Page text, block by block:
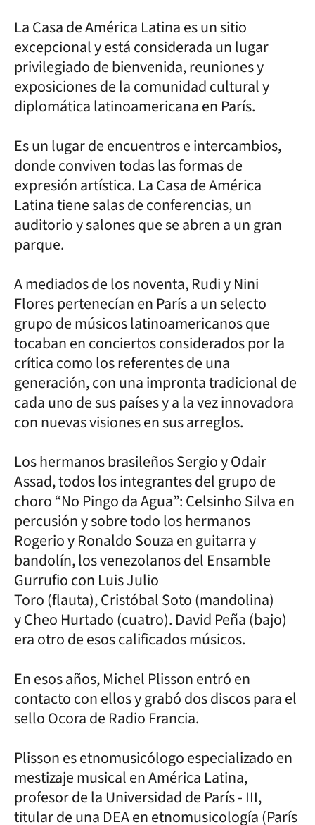
La Casa de América Latina es un sitio
excepcional y está considerada un lugar
privilegiado de bienvenida, reuniones y
exposiciones de la comunidad cultural y
diplomática latinoamericana en París.
Es un lugar de encuentros e intercambios,
donde conviven todas las formas de
expresión artística. La Casa de América
Latina tiene salas de conferencias, un
auditorio y salones que se abren a un gran
parque.
A mediados de los noventa, Rudi y Nini
Flores pertenecían en París a un selecto
grupo de músicos latinoamericanos que
tocaban en conciertos considerados por la
crítica como los referentes de una
generación, con una impronta tradicional de
cada uno de sus países y a la vez innovadora
con nuevas visiones en sus arreglos.
Los hermanos brasileños Sergio y Odair
Assad, todos los integrantes del grupo de
choro “No Pingo da Agua”: Celsinho Silva en
percusión y sobre todo los hermanos
Rogerio y Ronaldo Souza en guitarra y
bandolín, los venezolanos del Ensamble
Gurrufio con Luis Julio
Toro (flauta), Cristóbal Soto (mandolina)
y Cheo Hurtado (cuatro). David Peña (bajo)
era otro de esos calificados músicos.
En esos años, Michel Plisson entró en
contacto con ellos y grabó dos discos para el
sello Ocora de Radio Francia.
Plisson es etnomusicólogo especializado en
mestizaje musical en América Latina,
profesor de la Universidad de París - III,
titular de una DEA en etnomusicología (París